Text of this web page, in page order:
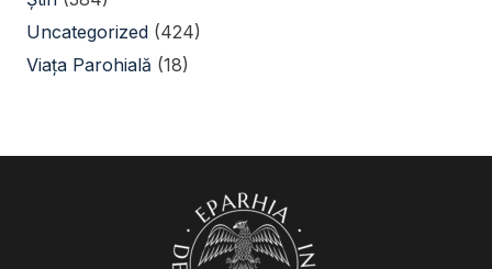
Uncategorized (424)
Viața Parohială (18)